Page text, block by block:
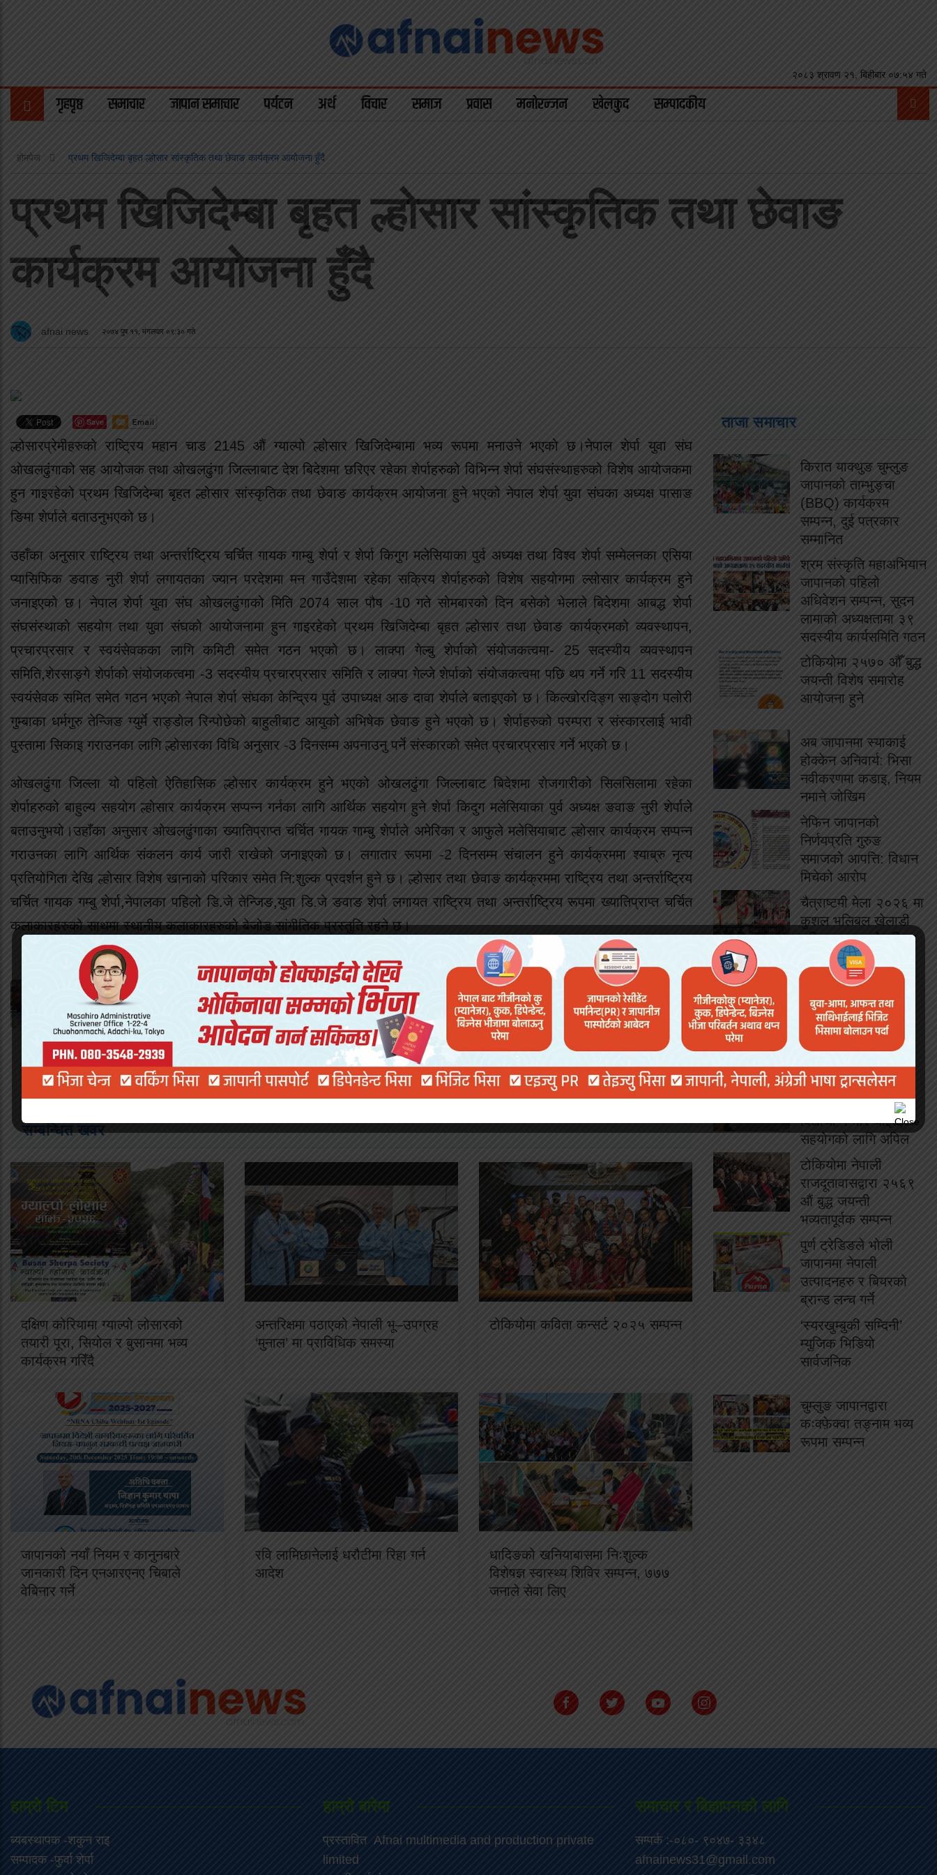
२०८३ श्रावण २१, बिहीबार ०७:५४ गते
गृहपृष्ठ समाचार जापान समाचार पर्यटन अर्थ विचार समाज प्रवास मनोरन्जन खेलकुद सम्पादकीय
होमपेज प्रथम खिजिदेम्बा बृहत ल्होसार सांस्कृतिक तथा छेवाङ कार्यक्रम आयोजना हुँदै
प्रथम खिजिदेम्बा बृहत ल्होसार सांस्कृतिक तथा छेवाङ
कार्यक्रम आयोजना हुँदै
afnai news २०७४ पुष ११, मंगलवार ०९:३० गते
Save
ल्होसारप्रेमीहरुको राष्ट्रिय महान चाड 2145 औं ग्याल्पो ल्होसार खिजिदेम्बामा भव्य रूपमा मनाउने भएको छ।नेपाल शेर्पा युवा संघ
ओखलढुंगाको सह आयोजक तथा ओखलढुंगा जिल्लाबाट देश बिदेशमा छरिएर रहेका शेर्पाहरुको विभिन्न शेर्पा संघसंस्थाहरुको विशेष आयोजकमा
हुन गाइरहेको प्रथम खिजिदेम्बा बृहत ल्होसार सांस्कृतिक तथा छेवाङ कार्यक्रम आयोजना हुने भएको नेपाल शेर्पा युवा संघका अध्यक्ष पासाङ
ङिमा शेर्पाले बताउनुभएको छ।
उहाँका अनुसार राष्ट्रिय तथा अन्तर्राष्ट्रिय चर्चित गायक गाम्बु शेर्पा र शेर्पा किगुग मलेसियाका पुर्व अध्यक्ष तथा विश्व शेर्पा सम्मेलनका एसिया
प्यासिफिक ङवाङ नुरी शेर्पा लगायतका ज्यान परदेशमा मन गाउँदेशमा रहेका सक्रिय शेर्पाहरुको विशेष सहयोगमा ल्सोसार कार्यक्रम हुने
जनाइएको छ। नेपाल शेर्पा युवा संघ ओखलढुंगाको मिति 2074 साल पौष -10 गते सोमबारको दिन बसेको भेलाले बिदेशमा आबद्ध शेर्पा
संघसंस्थाको सहयोग तथा युवा संघको आयोजनामा हुन गाइरहेको प्रथम खिजिदेम्बा बृहत ल्होसार तथा छेवाङ कार्यक्रमको व्यवस्थापन,
प्रचारप्रसार र स्वयंसेवकका लागि कमिटी समेत गठन भएको छ। लाक्पा गेल्बु शेर्पाको संयोजकत्वमा- 25 सदस्यीय व्यवस्थापन
समिति,शेरसाङ्गे शेर्पाको संयोजकत्वमा -3 सदस्यीय प्रचारप्रसार समिति र लाक्पा गेल्जे शेर्पाको संयोजकत्वमा पछि थप गर्ने गरि 11 सदस्यीय
स्वयंसेवक समित समेत गठन भएको नेपाल शेर्पा संघका केन्द्रिय पुर्व उपाध्यक्ष आङ दावा शेर्पाले बताइएको छ। किल्खोरदिङ्ग साङ्दोग पलोरी
गुम्बाका धर्मगुरु तेन्जिङ ग्युर्मे राङ्डोल रिन्पोछेको बाहुलीबाट आयुको अभिषेक छेवाङ हुने भएको छ। शेर्पाहरुको परम्परा र संस्कारलाई भावी
पुस्तामा सिकाइ गराउनका लागि ल्होसारका विधि अनुसार -3 दिनसम्म अपनाउनु पर्ने संस्कारको समेत प्रचारप्रसार गर्ने भएको छ।
ओखलढुंगा जिल्ला यो पहिलो ऐतिहासिक ल्होसार कार्यक्रम हुने भएको ओखलढुंगा जिल्लाबाट बिदेशमा रोजगारीको सिलसिलामा रहेका
शेर्पाहरुको बाहुल्य सहयोग ल्होसार कार्यक्रम सप्पन्न गर्नका लागि आर्थिक सहयोग हुने शेर्पा किदुग मलेसियाका पुर्व अध्यक्ष ङवाङ नुरी शेर्पाले
बताउनुभयो।उहाँका अनुसार ओखलढुंगाका ख्यातिप्राप्त चर्चित गायक गाम्बु शेर्पाले अमेरिका र आफुले मलेसियाबाट ल्होसार कार्यक्रम सप्पन्न
गराउनका लागि आर्थिक संकलन कार्य जारी राखेको जनाइएको छ। लगातार रूपमा -2 दिनसम्म संचालन हुने कार्यक्रममा श्याब्रु नृत्य
प्रतियोगिता देखि ल्होसार विशेष खानाको परिकार समेत नि:शुल्क प्रदर्शन हुने छ। ल्होसार तथा छेवाङ कार्यक्रममा राष्ट्रिय तथा अन्तर्राष्ट्रिय
चर्चित गायक गम्बु शेर्पा,नेपालका पहिलो डि.जे तेन्जिङ,युवा डि.जे ङवाङ शेर्पा लगायत राष्ट्रिय तथा अन्तर्राष्ट्रिय रूपमा ख्यातिप्राप्त चर्चित
कलाकारहरुको साथमा स्थानीय कलाकारहरुको बेजोड सांगीतिक प्रस्तुति रहने छ।
यो पनि पढ्नुहोस
दक्षिण कोरियामा ग्याल्पो लोसारको तयारी पूरा,
सियोल र बुसानमा भव्य कार्यक्रम गरिँदै
यो पनि पढ्नुहोस
टोकियोमा कविता कन्सर्ट २०२५ सम्पन्न
सम्बन्धित खवर
दक्षिण कोरियामा ग्याल्पो लोसारको
तयारी पूरा, सियोल र बुसानमा भव्य
कार्यक्रम गरिँदै
अन्तरिक्षमा पठाएको नेपाली भू–उपग्रह
‘मुनाल’ मा प्राविधिक समस्या
टोकियोमा कविता कन्सर्ट २०२५ सम्पन्न
जापानको नयाँ नियम र कानुनबारे
जानकारी दिन एनआरएनए चिबाले
वेबिनार गर्ने
रवि लामिछानेलाई धरौटीमा रिहा गर्न
आदेश
धादिङको खनियाबासमा निःशुल्क
विशेषज्ञ स्वास्थ्य शिविर सम्पन्न, ७७७
जनाले सेवा लिए
ताजा समाचार
किरात याक्थुङ चुम्लुङ
जापानको ताम्भुङ्चा
(BBQ) कार्यक्रम
सम्पन्न, दुई पत्रकार
सम्मानित
श्रम संस्कृति महाअभियान
जापानको पहिलो
अधिवेशन सम्पन्न, सुदन
लामाको अध्यक्षतामा ३९
सदस्यीय कार्यसमिति गठन
टोकियोमा २५७० औँ बुद्ध
जयन्ती विशेष समारोह
आयोजना हुने
अब जापानमा स्याकाई
होक्केन अनिवार्य: भिसा
नवीकरणमा कडाइ, नियम
नमाने जोखिम
नेफिन जापानको
निर्णयप्रति गुरुङ
समाजको आपत्ति: विधान
मिचेको आरोप
चैत्राष्टमी मेला २०२६ मा
कुशल भलिबल खेलाडी
भविन थापा र लोकप्रिय
गायक सूर्य खड्का
सम्मानित
लोकप्रिय
ओसाकामा साइकल
दुर्घटनामा परी नेपाली
विद्यार्थी गम्भीर घाइते,
सहयोगको लागि अपिल
टोकियोमा नेपाली
राजदूतावासद्वारा २५६९
औं बुद्ध जयन्ती
भव्यतापूर्वक सम्पन्न
पुर्ण ट्रेडिङले भोली
जापानमा नेपाली
उत्पादनहरु र बियरको
ब्रान्ड लन्च गर्ने
‘स्यरखुम्बुकी सम्दिनी’
म्युजिक भिडियो
सार्वजनिक
चुम्लुङ जापानद्वारा
कःक्फ़ेक्वा तङ्नाम भव्य
रूपमा सम्पन्न
हाम्राे टिम
ब्यबस्थापक -शकुन राइ
सम्पादक -फुर्वा शेर्पा
हाम्रो बारेमा
प्रस्तावित Afnai multimedia and production private
limited
समाचार र बिज्ञापनको लागि
सम्पर्क :-०८०- ९०४७- ३३४८
afnainews31@gmail.com